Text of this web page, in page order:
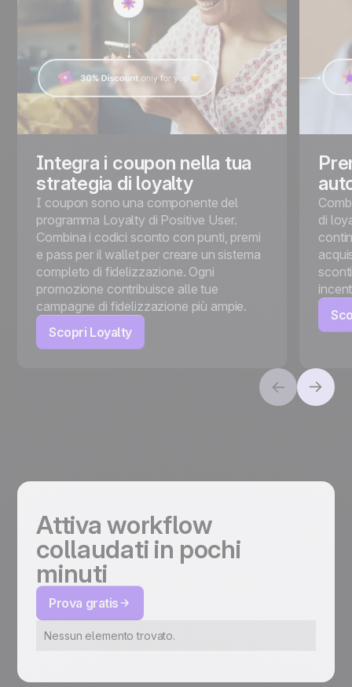
Integra i coupon nella tua
strategia di loyalty
I coupon sono una componente del
programma Loyalty di Positive User.
Combina i codici sconto con punti, premi
e pass per il wallet per creare un sistema
completo di fidelizzazione. Ogni
promozione contribuisce alle tue
campagne di fidelizzazione più ampie.
Scopri Loyalty
di
Attiva workflow
collaudati in pochi
minuti
Prova gratis
Nessun elemento trovato.